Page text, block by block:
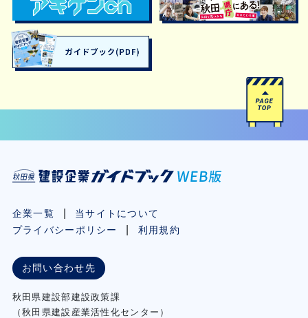
企業一覧
当サイトについて
プライバシーポリシー
利用規約
お問い合わせ先
秋⽥県建設部建設政策課
（秋⽥県建設産業活性化センター）